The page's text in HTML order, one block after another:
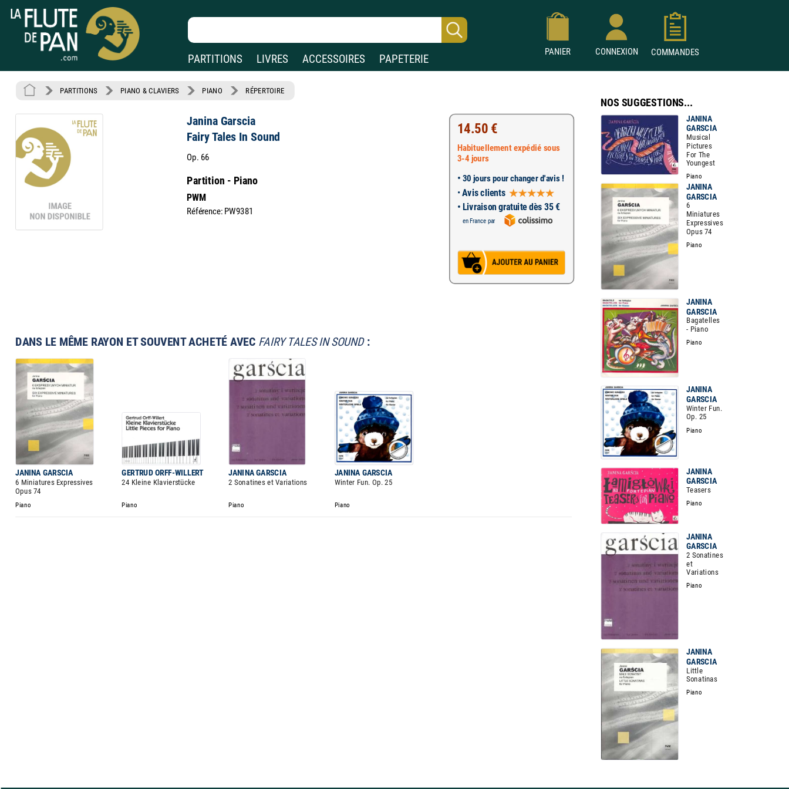
PARTITIONS LIVRES ACCESSOIRES PAPETERIE
PANIER CONNEXION COMMANDES
PARTITIONS PIANO & CLAVIERS PIANO RÉPERTOIRE
Janina Garscia
Fairy Tales In Sound
Op. 66
Partition - Piano
PWM
Référence: PW9381
14.50 €
Habituellement expédié sous
3-4 jours
• 30 jours pour changer d'avis !
•Avis clients
• Livraison gratuite dès 35 €
en France par
DANS LE MÊME RAYON ET SOUVENT ACHETÉ AVEC FAIRY TALES IN SOUND:
JANINA GARSCIA GERTRUD ORFF-WILLERT JANINA GARSCIA JANINA GARSCIA
6 Miniatures Expressives
Opus 74
24 Kleine Klavierstücke 2 Sonatines et Variations Winter Fun. Op. 25
Piano Piano Piano Piano
NOS SUGGESTIONS...
JANINA
GARSCIA
Musical
Pictures
For The
Youngest
Piano
JANINA
GARSCIA
6
Miniatures
Expressives
Opus 74
Piano
JANINA
GARSCIA
Bagatelles
- Piano
Piano
JANINA
GARSCIA
Winter Fun.
Op. 25
Piano
JANINA
GARSCIA
Teasers
Piano
JANINA
GARSCIA
2 Sonatines
et
Variations
Piano
JANINA
GARSCIA
Little
Sonatinas
Piano